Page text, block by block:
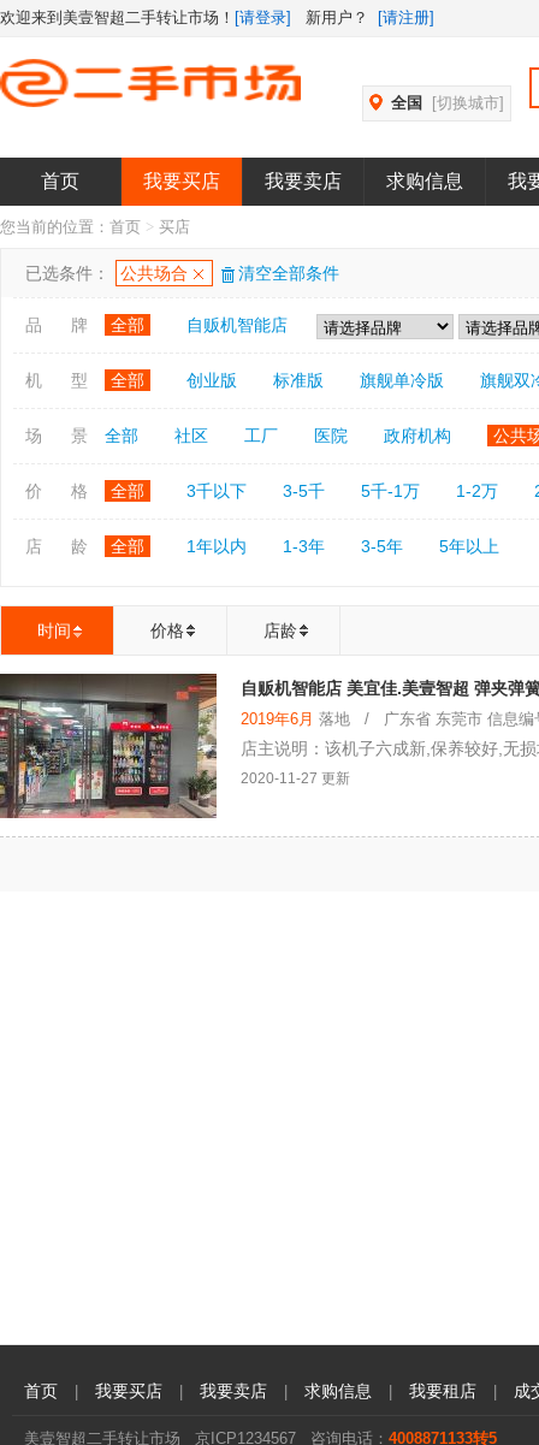
欢迎来到美壹智超二手转让市场！ [请登录] 新用户？ [请注册]
全国 [切换城市]
首页 我要买店 我要卖店 求购信息 我
您当前的位置： 首页 > 买店
已选条件： 公共场合 清空全部条件
品 牌 全部 自贩机智能店
机 型 全部 创业版 标准版 旗舰单冷版 旗舰双
场 景 全部 社区 工厂 医院 政府机构 公共
价 格 全部 3千以下 3-5千 5千-1万 1-2万
店 龄 全部 1年以内 1-3年 3-5年 5年以上
时间 价格 店龄
自贩机智能店 美宜佳.美壹智超 弹夹弹
2019年6月 落地 / 广东省 东莞市 信息编
店主说明：该机子六成新,保养较好,无
2020-11-27 更新
首页 我要买店 我要卖店 求购信息 我要租店 成
美壹智超二手转让市场 京ICP1234567 咨询电话： 4008871133转5